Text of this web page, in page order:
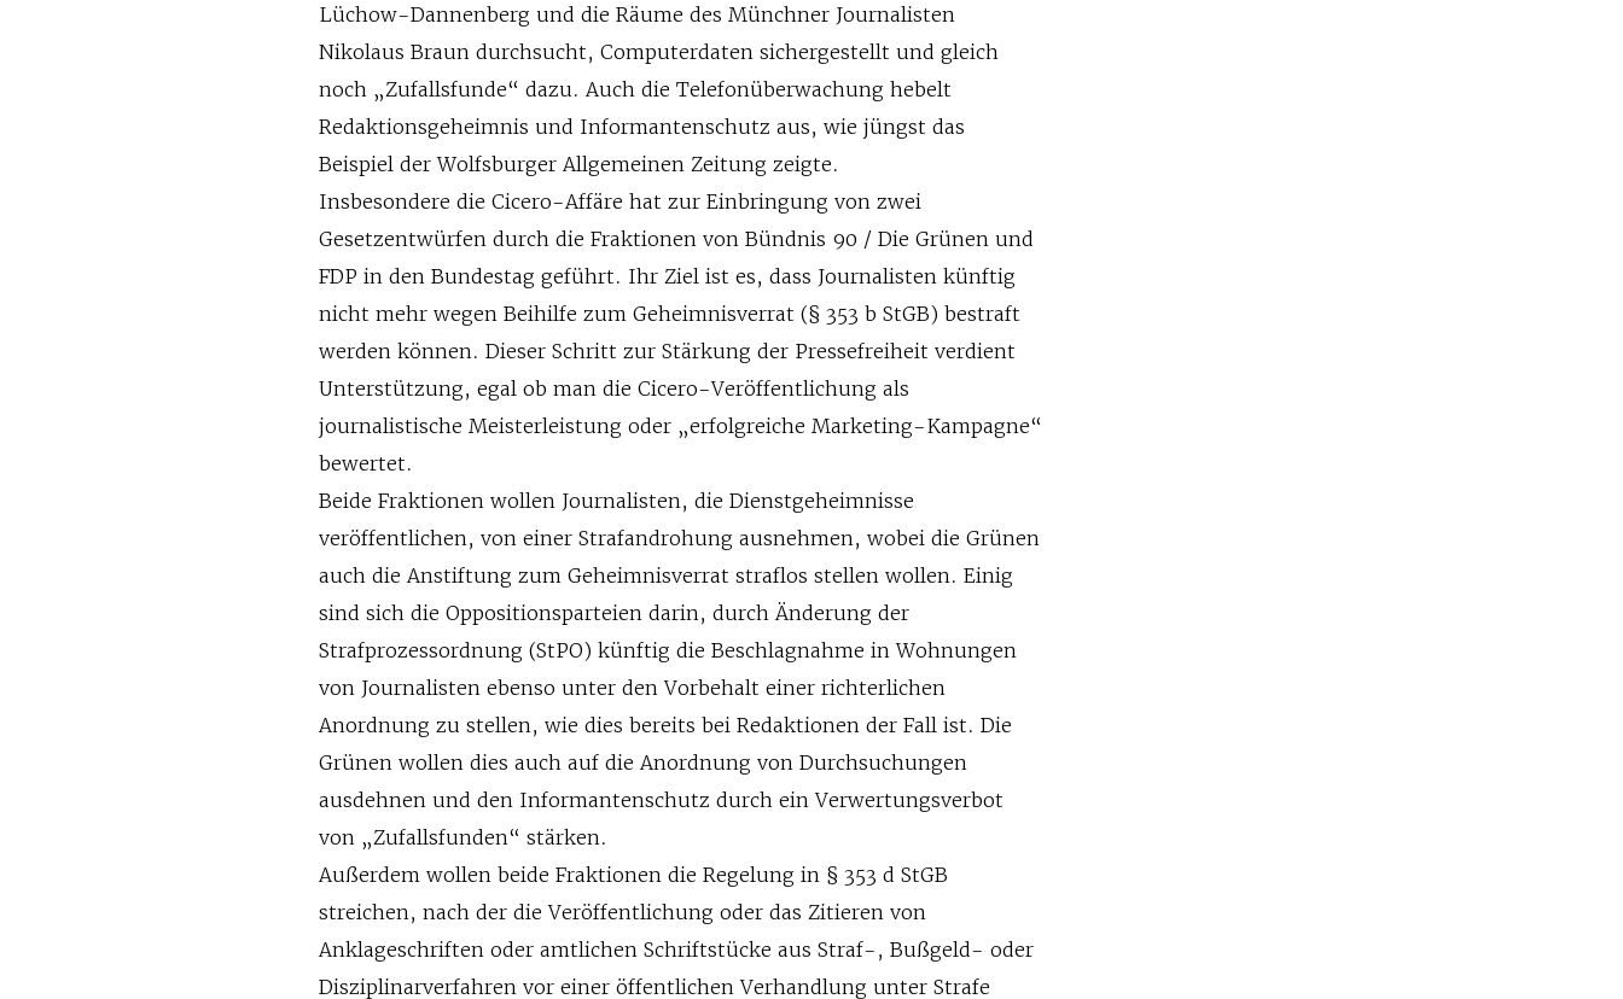
Lüchow-Dannenberg und die Räume des Münchner Journalisten
Nikolaus Braun durchsucht, Computerdaten sichergestellt und gleich
noch „Zufallsfunde“ dazu. Auch die Telefonüberwachung hebelt
Redaktionsgeheimnis und Informantenschutz aus, wie jüngst das
Beispiel der Wolfsburger Allgemeinen Zeitung zeigte.
Insbesondere die Cicero-Affäre hat zur Einbringung von zwei
Gesetzentwürfen durch die Fraktionen von Bündnis 90 / Die Grünen und
FDP in den Bundestag geführt. Ihr Ziel ist es, dass Journalisten künftig
nicht mehr wegen Beihilfe zum Geheimnisverrat (§ 353 b StGB) bestraft
werden können. Dieser Schritt zur Stärkung der Pressefreiheit verdient
Unterstützung, egal ob man die Cicero-Veröffentlichung als
journalistische Meisterleistung oder „erfolgreiche Marketing-Kampagne“
bewertet.
Beide Fraktionen wollen Journalisten, die Dienstgeheimnisse
veröffentlichen, von einer Strafandrohung ausnehmen, wobei die Grünen
auch die Anstiftung zum Geheimnisverrat straflos stellen wollen. Einig
sind sich die Oppositionsparteien darin, durch Änderung der
Strafprozessordnung (StPO) künftig die Beschlagnahme in Wohnungen
von Journalisten ebenso unter den Vorbehalt einer richterlichen
Anordnung zu stellen, wie dies bereits bei Redaktionen der Fall ist. Die
Grünen wollen dies auch auf die Anordnung von Durchsuchungen
ausdehnen und den Informantenschutz durch ein Verwertungsverbot
von „Zufallsfunden“ stärken.
Außerdem wollen beide Fraktionen die Regelung in § 353 d StGB
streichen, nach der die Veröffentlichung oder das Zitieren von
Anklageschriften oder amtlichen Schriftstücke aus Straf-, Bußgeld- oder
Disziplinarverfahren vor einer öffentlichen Verhandlung unter Strafe